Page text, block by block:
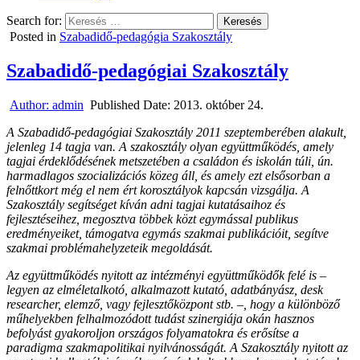
Search for:
Posted in Szabadidő-pedagógia Szakosztály
Szabadidő-pedagógiai Szakosztály
Author: admin Published Date: 2013. október 24.
A Szabadidő-pedagógiai Szakosztály 2011 szeptemberében alakult,
jelenleg 14 tagja van. A szakosztály olyan együttműködés, amely
tagjai érdeklődésének metszetében a családon és iskolán túli, ún.
harmadlagos szocializációs közeg áll, és amely ezt elsősorban a
felnőttkort még el nem ért korosztályok kapcsán vizsgálja. A
Szakosztály segítséget kíván adni tagjai kutatásaihoz és
fejlesztéseihez, megosztva többek közt egymással publikus
eredményeiket, támogatva egymás szakmai publikációit, segítve
szakmai problémahelyzeteik megoldását.
Az együttműködés nyitott az intézményi együttműködők felé is –
legyen az elméletalkotó, alkalmazott kutató, adatbányász, desk
researcher, elemző, vagy fejlesztőközpont stb. –, hogy a különböző
műhelyekben felhalmozódott tudást szinergiája okán hasznos
befolyást gyakoroljon országos folyamatokra és erősítse a
paradigma szakmapolitikai nyilvánosságát. A Szakosztály nyitott az